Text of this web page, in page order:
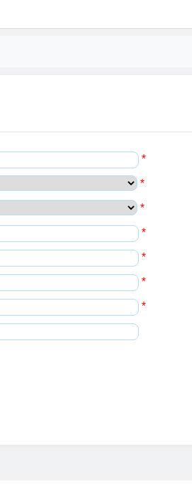
*
*
*
*
*
*
*